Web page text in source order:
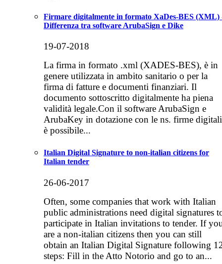
Firmare digitalmente in formato XaDes-BES (XML)
Differenza tra software ArubaSign e Dike
19-07-2018
La firma in formato .xml (XADES-BES), è in
genere utilizzata in ambito sanitario o per la
firma di fatture e documenti finanziari. Il
documento sottoscritto digitalmente ha piena
validità legale.Con il software ArubaSign e
ArubaKey in dotazione con le ns. firme digitali
è possibile...
Italian Digital Signature to non-italian citizens for
Italian tender
26-06-2017
Often, some companies that work with Italian
public administrations need digital signatures
participate in Italian invitations to tender. If
are a non-italian citizens then you can still
obtain an Italian Digital Signature following
steps: Fill in the Atto Notorio and go to an...